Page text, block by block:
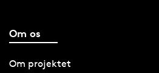
Om os
Om projektet